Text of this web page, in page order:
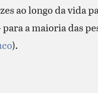
ao longo da vida
a maioria das
).